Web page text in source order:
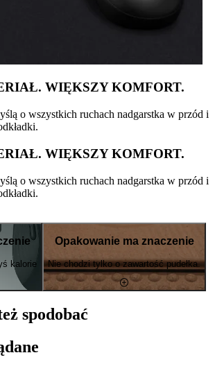
WIĘKSZY KOMFORT.
o wszystkich ruchach nadgarstka w przód i
WIĘKSZY KOMFORT.
o wszystkich ruchach nadgarstka w przód i
kalorie
Opakowanie ma znaczenie
Nie chodzi tylko o zawartość pudełka.
spodobać